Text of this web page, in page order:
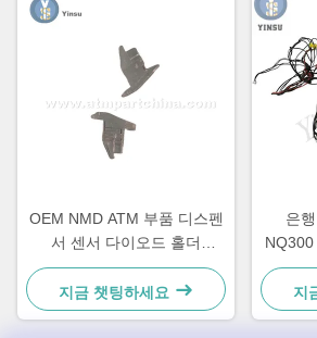
OEM NMD ATM 부품 디스펜
서 센서 다이오드 홀더
A001486
지금 챗팅하세요
은
NQ300
지